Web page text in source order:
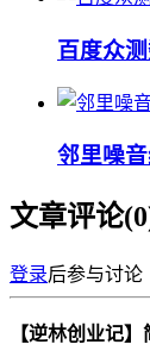
百度众
邻里噪
文章评论(0
登录后参与讨论
【逆林创业记】